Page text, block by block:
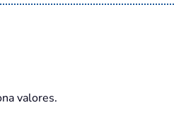
valores.